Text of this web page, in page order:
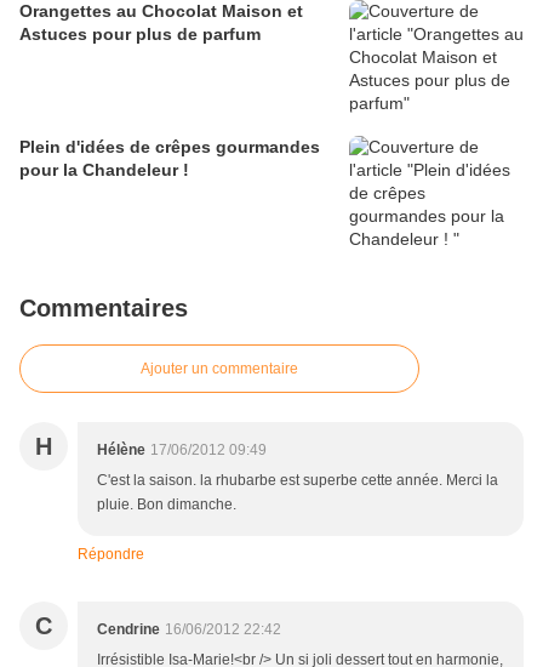
Orangettes au Chocolat Maison et
Astuces pour plus de parfum
Plein d'idées de crêpes gourmandes
pour la Chandeleur !
Commentaires
Ajouter un commentaire
H Hélène 17/06/2012 09:49
C'est la saison. la rhubarbe est superbe cette année. Merci la
pluie. Bon dimanche.
Répondre
C Cendrine 16/06/2012 22:42
Irrésistible Isa-Marie!<br /> Un si joli dessert tout en harmonie,